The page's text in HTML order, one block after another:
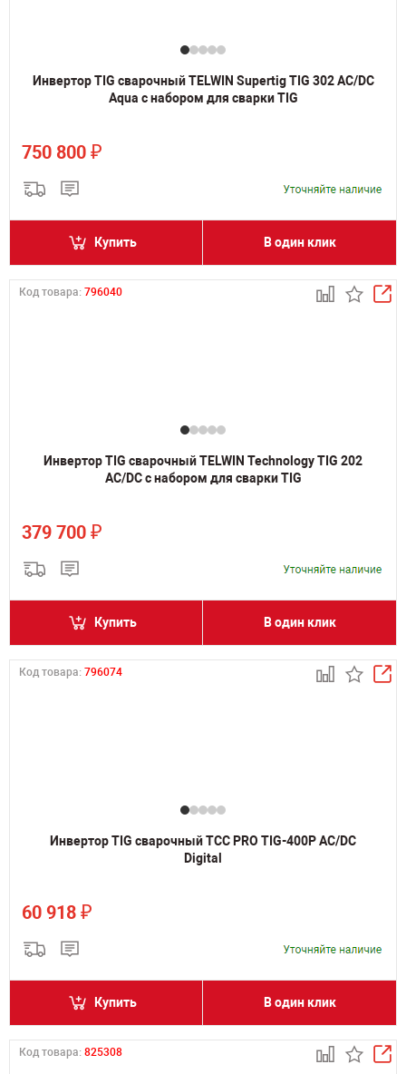
Инвертор TIG сварочный TELWIN Supertig TIG 302 AC/DC
Aqua с набором для сварки TIG
750 800 ₽
Купить В один клик
Код товара: 796040
Инвертор TIG сварочный TELWIN Technology TIG 202
AC/DC с набором для сварки TIG
379 700 ₽
Купить В один клик
Код товара: 796074
Инвертор TIG сварочный ТСС PRO TIG-400P AC/DC
Digital
60 918 ₽
Купить В один клик
Код товара: 825308